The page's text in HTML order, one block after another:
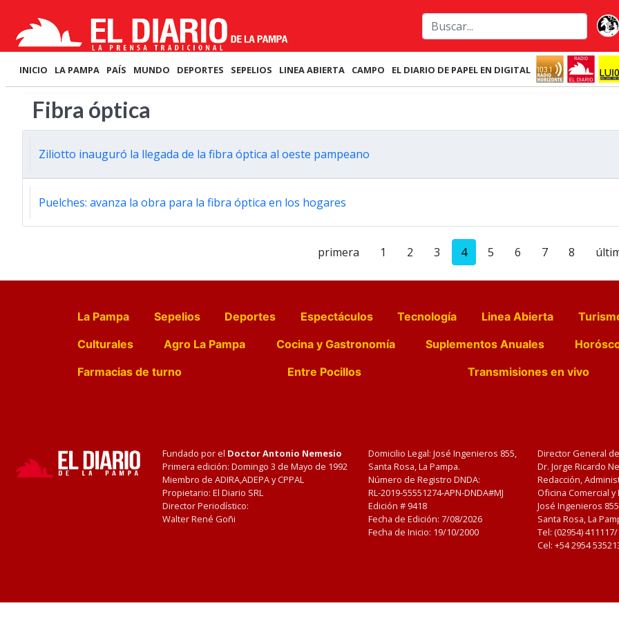
INICIO LA PAMPA PAÍS MUNDO DEPORTES SEPELIOS LINEA ABIERTA CAMPO EL DIARIO DE PAPEL EN DIGITAL
Fibra óptica
Ziliotto inauguró la llegada de la fibra óptica al oeste pampeano
Puelches: avanza la obra para la fibra óptica en los hogares
primera 1 2 3 4 5 6 7 8
La Pampa Sepelios Deportes Espectáculos Tecnología Linea Abierta
Culturales
Agro La Pampa Cocina y Gastronomía Suplementos Anuales
Farmacias de turno
Entre Pocillos Transmisiones en vivo
Fundado por el Doctor Antonio Nemesio
Primera edición: Domingo 3 de Mayo de 1992
Miembro de ADIRA,ADEPA y CPPAL
Propietario: El Diario SRL
Director Periodístico:
Walter René Goñi
Domicilio Legal: José Ingenieros 855,
Santa Rosa, La Pampa.
Número de Registro DNDA:
RL-2019-55551274-APN-DNDA#MJ
Edición # 9418
Fecha de Edición: 7/08/2026
Fecha de Inicio: 19/10/2000
Director General
Dr. Jorge Ricardo
Redacción,
Oficina Comercial
José Ingenieros
Santa Rosa, La
Tel: (02954)
Cel: +54 2954